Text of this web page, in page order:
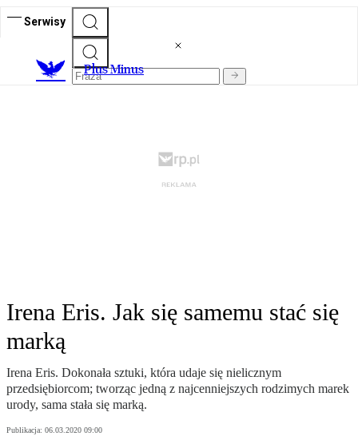
Serwisy
Plus Minus
Irena Eris. Jak się samemu stać się
marką
Irena Eris. Dokonała sztuki, która udaje się nielicznym
przedsiębiorcom; tworząc jedną z najcenniejszych rodzimych marek
urody, sama stała się marką.
Publikacja: 06.03.2020 09:00